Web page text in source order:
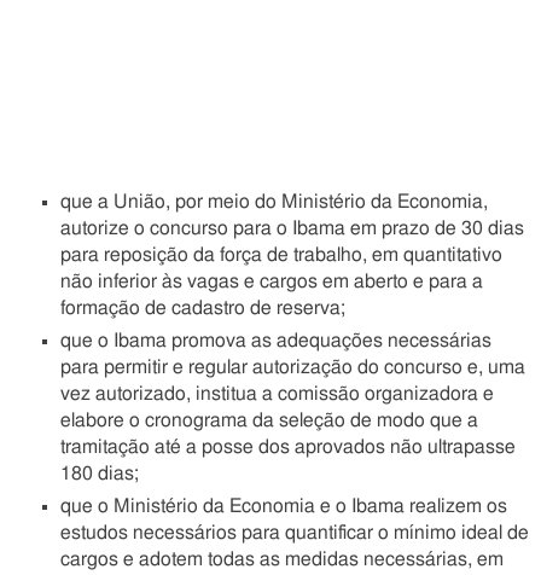
que a União, por meio do Ministério da Economia,
autorize o concurso para o Ibama em prazo de 30 dias
para reposição da força de trabalho, em quantitativo
não inferior às vagas e cargos em aberto e para a
formação de cadastro de reserva;
que o Ibama promova as adequações necessárias
para permitir e regular autorização do concurso e, uma
vez autorizado, institua a comissão organizadora e
elabore o cronograma da seleção de modo que a
tramitação até a posse dos aprovados não ultrapasse
180 dias;
que o Ministério da Economia e o Ibama realizem os
estudos necessários para quantificar o mínimo ideal de
cargos e adotem todas as medidas necessárias, em